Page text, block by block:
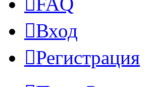
Вход
Регистрация